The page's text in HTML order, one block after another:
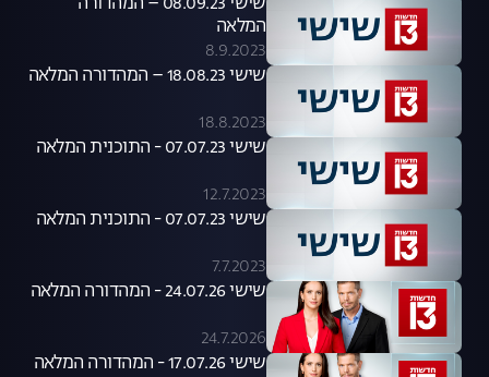
המלאה
8.9.2023
שישי 18.08.23 – המהדורה המלאה
18.8.2023
שישי 07.07.23 - התוכנית המלאה
12.7.2023
שישי 07.07.23 - התוכנית המלאה
7.7.2023
שישי 24.07.26 - המהדורה המלאה
24.7.2026
שישי 17.07.26 - המהדורה המלאה